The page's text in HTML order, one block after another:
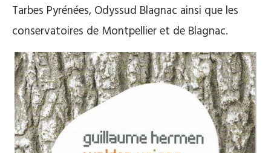
Tarbes Pyrénées, Odyssud Blagnac ainsi que les
conservatoires de Montpellier et de Blagnac.